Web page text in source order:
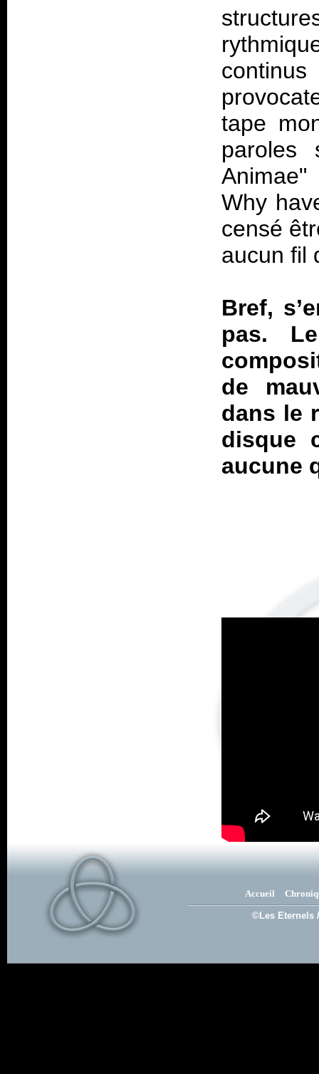
tape
paroles
Why
censé
aucun fil
Bref,
pas.
de
dans le
disque
aucune
Accueil
©Les Eternels